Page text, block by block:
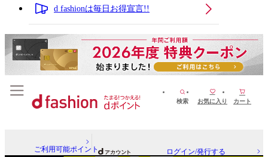
d fashionは毎日お得宣言!!
検索 お気に入り カート
ご利用可能ポイント ログイン/発行する